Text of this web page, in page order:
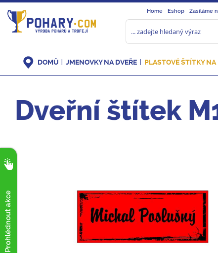
Home Eshop Zasíláme
Prohlédnout akce
DOMŮ JMENOVKY NA DVEŘE PLASTOVÉ ŠTÍTKY NA
Dveřní štítek